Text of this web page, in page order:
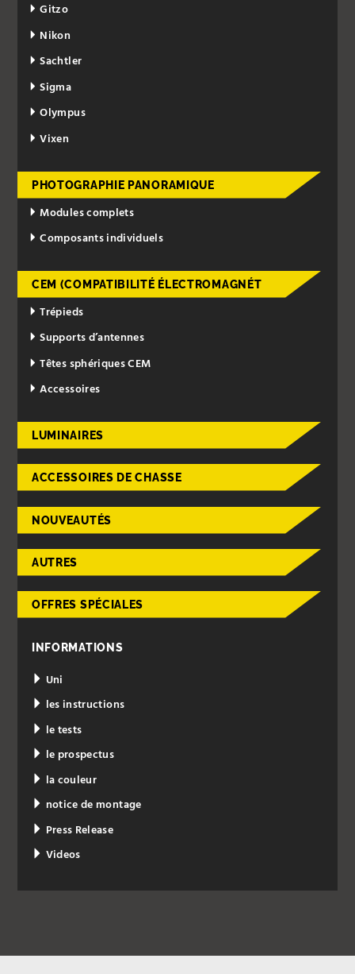
Gitzo
Nikon
Sachtler
Sigma
Olympus
Vixen
PHOTOGRAPHIE PANORAMIQUE
Modules complets
Composants individuels
CEM (COMPATIBILITÉ ÉLECTROMAGNÉT
Trépieds
Supports d’antennes
Têtes sphériques CEM
Accessoires
LUMINAIRES
ACCESSOIRES DE CHASSE
NOUVEAUTÉS
AUTRES
OFFRES SPÉCIALES
INFORMATIONS
Uni
les instructions
le tests
le prospectus
la couleur
notice de montage
Press Release
Videos